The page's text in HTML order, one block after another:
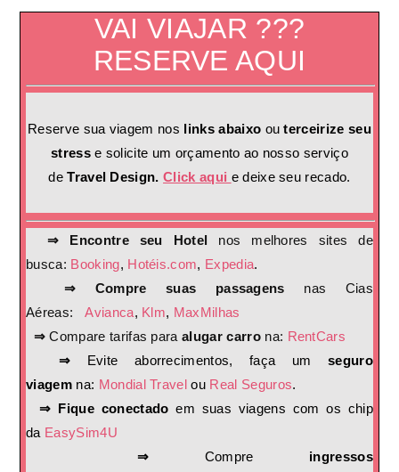
VAI VIAJAR ???
RESERVE AQUI
Reserve sua viagem nos links abaixo ou terceirize seu
stresse solicite um orçamento ao nosso serviço
deTravel Design.Click aqui e deixe seu recado.
⇒ Encontre seu Hotel nos melhores sites de
busca: Booking, Hotéis.com, Expedia.
⇒ Compre suas passagens nas Cias
Aéreas:
Avianca, Klm, MaxMilhas
⇒ Compare tarifas paraalugar carrona: RentCars
⇒ Evite aborrecimentos, faça umseguro
viagemna: Mondial Travel ou Real Seguros.
⇒ Fique conectado em suas viagens com os chip
da EasySim4U
⇒ Compre ingressos